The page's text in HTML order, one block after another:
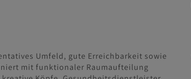
Umfeld, gute Erreichbarkeit sowie
mit funktionaler Raumaufteilung